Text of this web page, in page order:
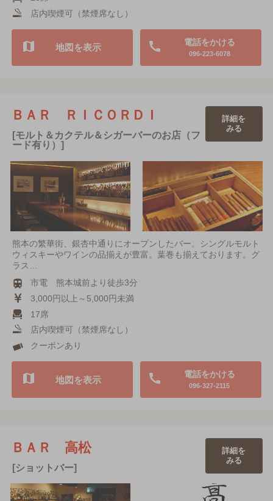
店内喫煙可（禁煙席なし）
電話をかける
096-223-6078
地図を表示
ＢＡＲ ＲＩＣＯＲＤＩ
[モルト＆カクテル＆シガーバーのお店（フ
ード有り）]
詳細を
みる
熊本の繁華街、銀杏中通りにオープンしたバー。シングルモルト
ウィスキーやワインの品揃えが豊富。葉巻も揃えております。グ
ラス…
市電 熊本城前より徒歩3分
3,000円以上～5,000円未満
17席
店内喫煙可（禁煙席なし）
クーポンあり
電話をかける
096-327-2115
地図を表示
ＢＡＲ 高松
[ショットバー]
詳細を
みる